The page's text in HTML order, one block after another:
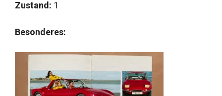
Zustand: 1
Besonderes: